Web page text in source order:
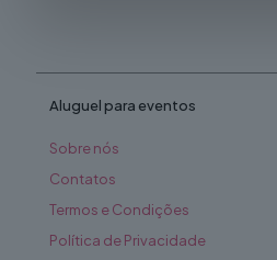
Aluguel para eventos
Sobre nós
Contatos
Termos e Condições
Política de Privacidade